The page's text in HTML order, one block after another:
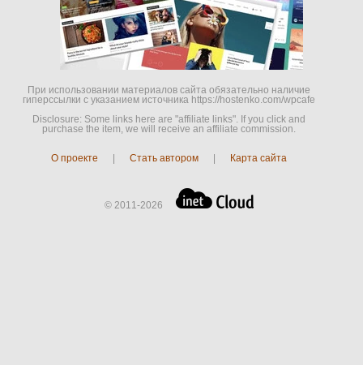
При использовании материалов сайта обязательно наличие
гиперссылки c указанием источника https://hostenko.com/wpcafe
Disclosure: Some links here are "affiliate links". If you click and
purchase the item, we will receive an affiliate commission.
О проекте Стать автором Карта сайта
© 2011-2026